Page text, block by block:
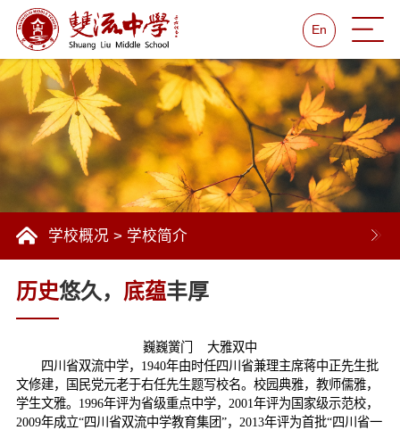
En
学校概况 >学校简介
历史悠久， 底蕴丰厚
巍巍黉门
大雅双中
四川省双流中学， 1940年由时任四川省兼理主席蒋中正先生批
文修建，国民党元老于右任先生题写校名。校园典雅，教师儒雅，
学生文雅。 1996年评为省级重点中学， 2001年评为国家级示范校，
2009年成立“四川省双流中学教育集团”， 2013年评为首批“四川省一